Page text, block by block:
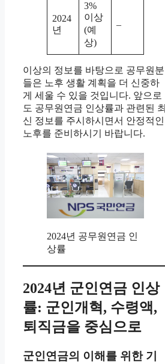
2024
년
3%
이상
(예
상)
–
이상의 정보를 바탕으로 공무원분
들은 노후 생활 계획을 더 신중하
게 세울 수 있을 것입니다. 앞으로
도 공무원연금 인상률과 관련된 최
신 정보를 주시하시면서 안정적인
노후를 준비하시기 바랍니다.
2024년 공무원연금 인
상률
2024년 군인연금 인상
률: 군인개혁, 수령액,
퇴직금을 중심으로
군인연금의 이해를 위한 기